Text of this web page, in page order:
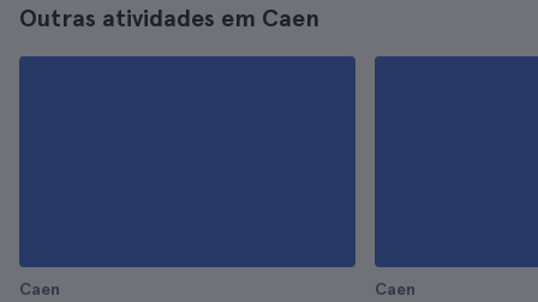
Outras atividades em Caen
Caen Caen